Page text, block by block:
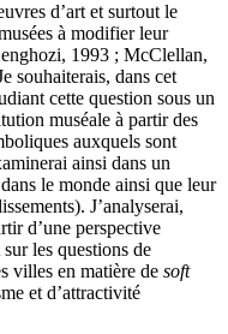
d’art et surtout le
à modifier leur
1993 ; McClellan,
souhaiterais, dans cet
cette question sous un
muséale à partir des
auxquels sont
ainsi dans un
le monde ainsi que leur
J’analyserai,
d’une perspective
les questions de
villes en matière de soft
et d’attractivité